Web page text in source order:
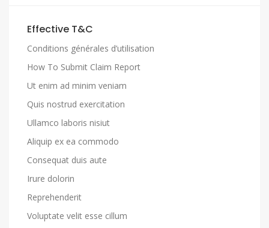
Effective T&C
Conditions générales d’utilisation
How To Submit Claim Report
Ut enim ad minim veniam
Quis nostrud exercitation
Ullamco laboris nisiut
Aliquip ex ea commodo
Consequat duis aute
Irure dolorin
Reprehenderit
Voluptate velit esse cillum